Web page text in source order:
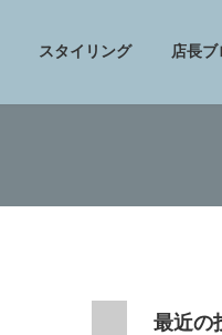
スタイリング 店長ブ
最近の